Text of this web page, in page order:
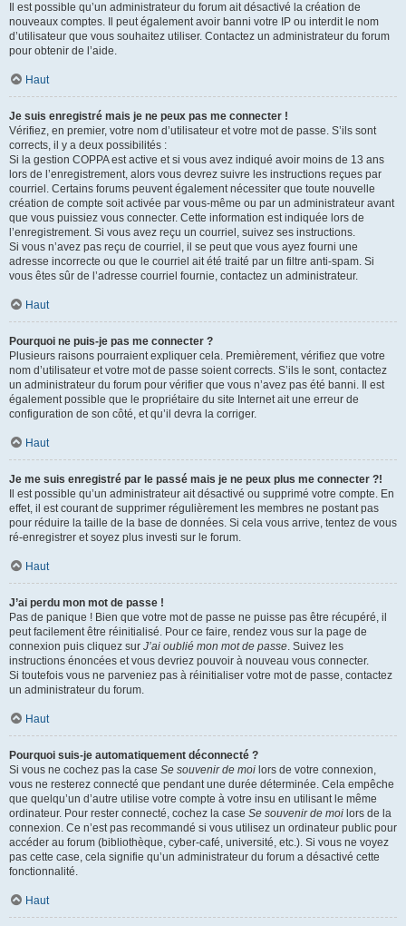
Il est possible qu’un administrateur du forum ait désactivé la création de
nouveaux comptes. Il peut également avoir banni votre IP ou interdit le nom
d’utilisateur que vous souhaitez utiliser. Contactez un administrateur du forum
pour obtenir de l’aide.
Haut
Je suis enregistré mais je ne peux pas me connecter !
Vérifiez, en premier, votre nom d’utilisateur et votre mot de passe. S’ils sont
corrects, il y a deux possibilités :
Si la gestion COPPA est active et si vous avez indiqué avoir moins de 13 ans
lors de l’enregistrement, alors vous devrez suivre les instructions reçues par
courriel. Certains forums peuvent également nécessiter que toute nouvelle
création de compte soit activée par vous-même ou par un administrateur avant
que vous puissiez vous connecter. Cette information est indiquée lors de
l’enregistrement. Si vous avez reçu un courriel, suivez ses instructions.
Si vous n’avez pas reçu de courriel, il se peut que vous ayez fourni une
adresse incorrecte ou que le courriel ait été traité par un filtre anti-spam. Si
vous êtes sûr de l’adresse courriel fournie, contactez un administrateur.
Haut
Pourquoi ne puis-je pas me connecter ?
Plusieurs raisons pourraient expliquer cela. Premièrement, vérifiez que votre
nom d’utilisateur et votre mot de passe soient corrects. S’ils le sont, contactez
un administrateur du forum pour vérifier que vous n’avez pas été banni. Il est
également possible que le propriétaire du site Internet ait une erreur de
configuration de son côté, et qu’il devra la corriger.
Haut
Je me suis enregistré par le passé mais je ne peux plus me connecter ?!
Il est possible qu’un administrateur ait désactivé ou supprimé votre compte. En
effet, il est courant de supprimer régulièrement les membres ne postant pas
pour réduire la taille de la base de données. Si cela vous arrive, tentez de vous
ré-enregistrer et soyez plus investi sur le forum.
Haut
J’ai perdu mon mot de passe !
Pas de panique ! Bien que votre mot de passe ne puisse pas être récupéré, il
peut facilement être réinitialisé. Pour ce faire, rendez vous sur la page de
connexion puis cliquez sur J’ai oublié mon mot de passe. Suivez les
instructions énoncées et vous devriez pouvoir à nouveau vous connecter.
Si toutefois vous ne parveniez pas à réinitialiser votre mot de passe, contactez
un administrateur du forum.
Haut
Pourquoi suis-je automatiquement déconnecté ?
Si vous ne cochez pas la case Se souvenir de moi lors de votre connexion,
vous ne resterez connecté que pendant une durée déterminée. Cela empêche
que quelqu’un d’autre utilise votre compte à votre insu en utilisant le même
ordinateur. Pour rester connecté, cochez la case Se souvenir de moi lors de la
connexion. Ce n’est pas recommandé si vous utilisez un ordinateur public pour
accéder au forum (bibliothèque, cyber-café, université, etc.). Si vous ne voyez
pas cette case, cela signifie qu’un administrateur du forum a désactivé cette
fonctionnalité.
Haut